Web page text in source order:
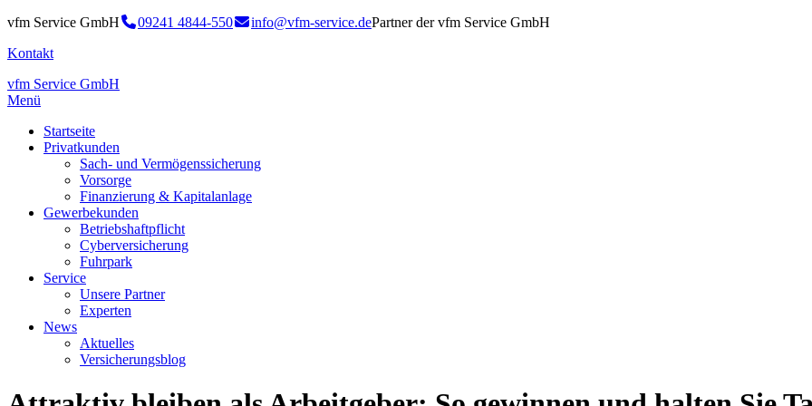
vfm Service GmbH 09241 4844-550 info@vfm-service.dePartner der vfm Service GmbH
Kontakt
vfm Service GmbH
Menü
Startseite
Privatkunden
Sach- und Vermögenssicherung
Vorsorge
Finanzierung & Kapitalanlage
Gewerbekunden
Betriebshaftpflicht
Cyberversicherung
Fuhrpark
Service
Unsere Partner
Experten
News
Aktuelles
Versicherungsblog